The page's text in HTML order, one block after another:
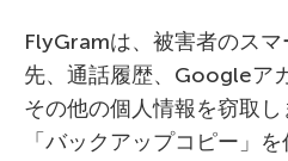
FlyGramは、被害者のス
先、通話履歴、Googleア
その他の個人情報を窃取
「バックアップコピー」